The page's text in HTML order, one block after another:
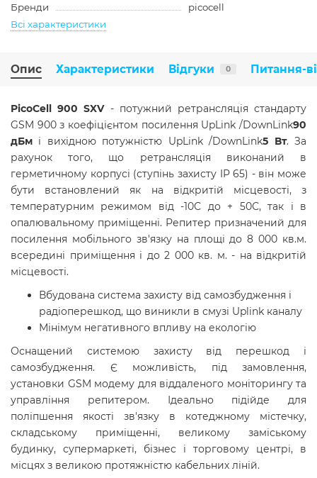
Бренди
picocell
Всі характеристики
Опис Характеристики Відгуки 0 Питання-
PicoCell 900 SXV- потужний ретрансляція стандарту
GSM 900 з коефіцієнтом посилення UpLink /DownLink90
дБм і вихідною потужністю UpLink /DownLink5 Вт. За
рахунок того, що ретрансляція виконаний в
герметичному корпусі (ступінь захисту IP 65) - він може
бути встановлений як на відкритій місцевості, з
температурним режимом від -10С до + 50С, так і в
опалювальному приміщенні. Репитер призначений для
посилення мобільного зв'язку на площі до 8 000 кв.м.
всередині приміщення і до 2 000 кв. м. - на відкритій
місцевості.
Вбудована система захисту від самозбудження і
радіоперешкод, що виникли в смузі Uplink каналу
Мінімум негативного впливу на екологію
Оснащений системою захисту від перешкод і
самозбудження. Є можливість, під замовлення,
установки GSM модему для віддаленого моніторингу та
управління репитером. Ідеально підійде для
поліпшення якості зв'язку в котеджному містечку,
складському приміщенні, великому заміському
будинку, супермаркеті, бізнес і торговому центрі, в
місцях з великою протяжністю кабельних ліній.